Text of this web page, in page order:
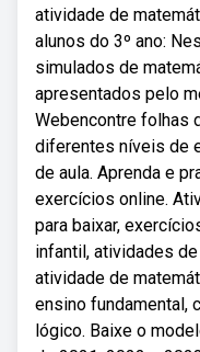
atividade de
alunos do 3º ano:
simulados de
apresentados pelo
Webencontre folhas
diferentes níveis de
de aula. Aprenda e
exercícios online.
para baixar,
infantil, atividades
atividade de
ensino fundamental,
lógico. Baixe o